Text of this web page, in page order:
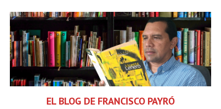
EL BLOG DE FRANCISCO PAYRÓ